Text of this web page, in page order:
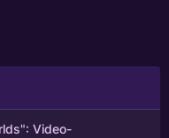
Video-